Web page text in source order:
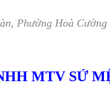
Phường Hoà
MTV SỨ